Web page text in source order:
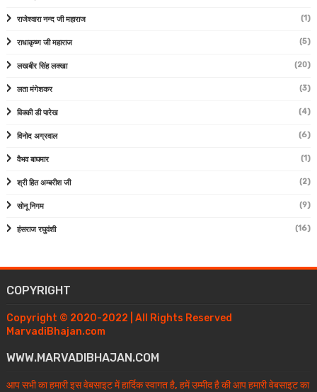
राजेश्वारा नन्द जी महाराज (1)
राधाकृष्ण जी महाराज (5)
लखबीर सिंह लक्खा (20)
लता मंगेशकर (3)
विक्की डी पारेख (4)
विनोद अग्रवाल (6)
वैभव बाघमार (1)
श्री हित अम्बरीश जी (2)
सोनू निगम (9)
हंसराज रघुवंशी (16)
COPYRIGHT
Copyright © 2020-2022 | All Rights Reserved
MarvadiBhajan.com
WWW.MARVADIBHAJAN.COM
आप सभी का हमारी इस वेबसाइट में हार्दिक स्वागत है, हमें उम्मीद है की आप हमारी वेबसाइट का